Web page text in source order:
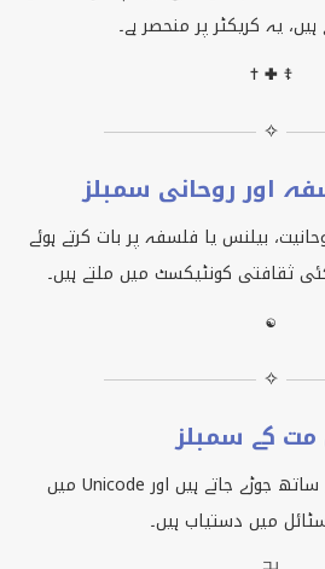
ہیں، یہ کریکٹر پر منحصر ہے۔
✝ ✚ ☦
✧
اور روحانی سمبلز
بیلنس یا فلسفہ پر بات کرتے ہوئے
ثقافتی کونٹیکسٹ میں ملتے ہیں۔
☯
✧
کے سمبلز
جوڑے جاتے ہیں اورUnicode میں
میں دستیاب ہیں۔